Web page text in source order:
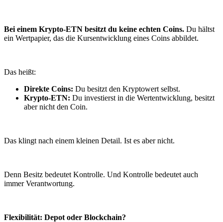
Bei einem Krypto-ETN besitzt du keine echten Coins. Du hältst
ein Wertpapier, das die Kursentwicklung eines Coins abbildet.
Das heißt:
Direkte Coins: Du besitzt den Kryptowert selbst.
Krypto-ETN: Du investierst in die Wertentwicklung, besitzt
aber nicht den Coin.
Das klingt nach einem kleinen Detail. Ist es aber nicht.
Denn Besitz bedeutet Kontrolle. Und Kontrolle bedeutet auch
immer Verantwortung.
Flexibilität: Depot oder Blockchain?